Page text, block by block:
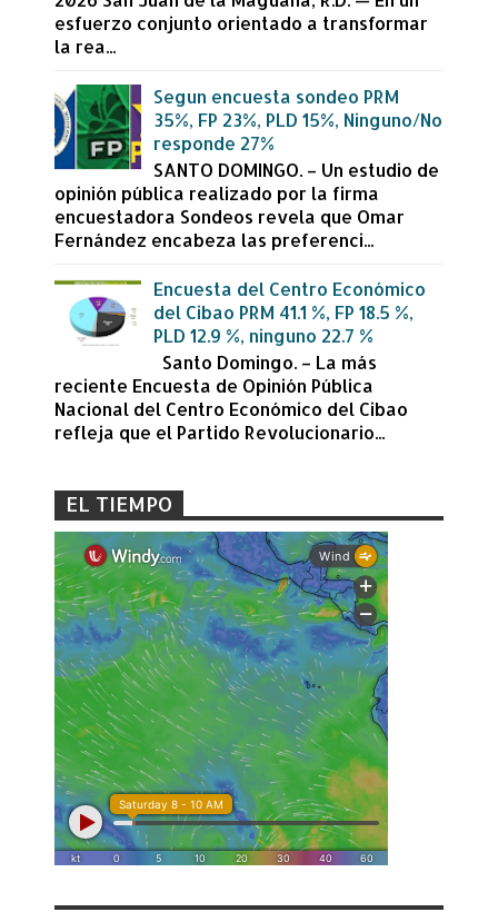
esfuerzo conjunto orientado a transformar
la rea...
Segun encuesta sondeo PRM
35%, FP 23%, PLD 15%, Ninguno/No
responde 27%
SANTO DOMINGO. – Un estudio de
opinión pública realizado por la firma
encuestadora Sondeos revela que Omar
Fernández encabeza las preferenci...
Encuesta del Centro Económico
del Cibao PRM 41.1 %, FP 18.5 %,
PLD 12.9 %, ninguno 22.7 %
Santo Domingo. – La más
reciente Encuesta de Opinión Pública
Nacional del Centro Económico del Cibao
refleja que el Partido Revolucionario...
EL TIEMPO